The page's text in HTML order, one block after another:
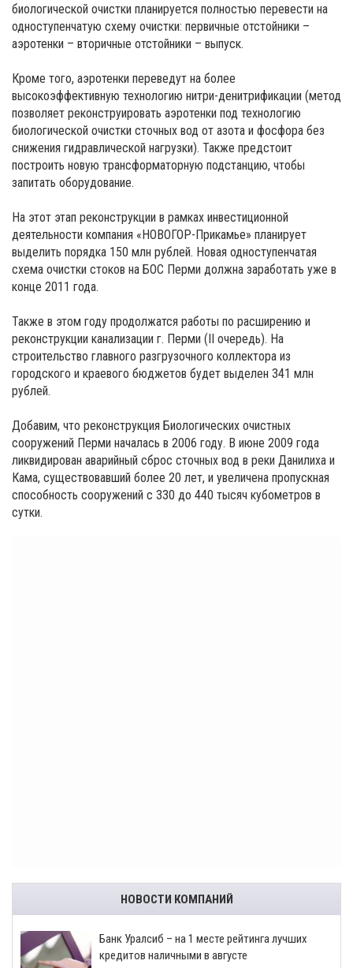
биологической очистки планируется полностью перевести на
одноступенчатую схему очистки: первичные отстойники –
аэротенки – вторичные отстойники – выпуск.
Кроме того, аэротенки переведут на более
высокоэффективную технологию нитри-денитрификации (метод
позволяет реконструировать аэротенки под технологию
биологической очистки сточных вод от азота и фосфора без
снижения гидравлической нагрузки). Также предстоит
построить новую трансформаторную подстанцию, чтобы
запитать оборудование.
На этот этап реконструкции в рамках инвестиционной
деятельности компания «НОВОГОР-Прикамье» планирует
выделить порядка 150 млн рублей. Новая одноступенчатая
схема очистки стоков на БОС Перми должна заработать уже в
конце 2011 года.
Также в этом году продолжатся работы по расширению и
реконструкции канализации г. Перми (II очередь). На
строительство главного разгрузочного коллектора из
городского и краевого бюджетов будет выделен 341 млн
рублей.
Добавим, что реконструкция Биологических очистных
сооружений Перми началась в 2006 году. В июне 2009 года
ликвидирован аварийный сброс сточных вод в реки Данилиха и
Кама, существовавший более 20 лет, и увеличена пропускная
способность сооружений с 330 до 440 тысяч кубометров в
сутки.
НОВОСТИ КОМПАНИЙ
Банк Уралсиб – на 1 месте рейтинга лучших
кредитов наличными в августе